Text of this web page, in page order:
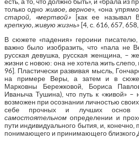
только одно живое, верное», «она
старой, «мертвой»[как ее называл
крепкую, живую жизнь» [4, с. 616, 657, 658,
В сюжете «падения» героини
важно было изобразить, что «пала не
русская девушка, русская женщина, –
жизни с новою: она не хотела жить слепо,
96]. Пластически развивая мысль,
на примере Веры, а затем и в
Марковны Бережковой, Бориса
Иваныча Тушина), что путь к «живой» –
возможен при осознании личностью
себе прочных и лучших основ
самостоятельномопределении и
пути индивидуального бытия, и, конечно,
понимающего и принимающего близкого